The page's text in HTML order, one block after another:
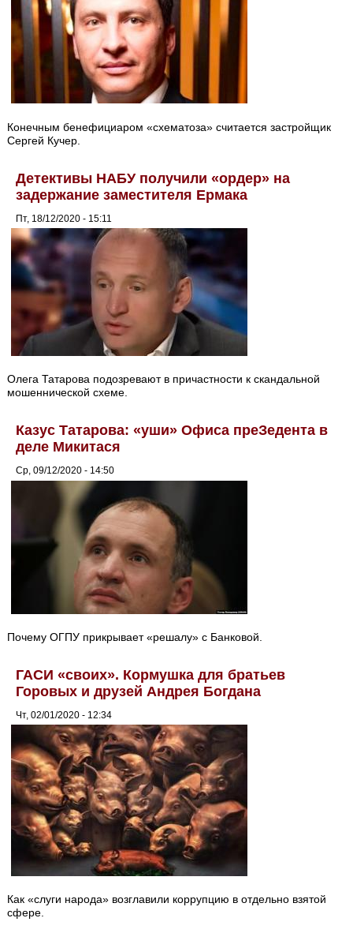
Конечным бенефициаром «схематоза» считается застройщик
Сергей Кучер.
Детективы НАБУ получили «ордер» на
задержание заместителя Ермака
Пт, 18/12/2020 - 15:11
Олега Татарова подозревают в причастности к скандальной
мошеннической схеме.
Казус Татарова: «уши» Офиса преЗедента в
деле Микитася
Ср, 09/12/2020 - 14:50
Почему ОГПУ прикрывает «решалу» с Банковой.
ГАСИ «своих». Кормушка для братьев
Горовых и друзей Андрея Богдана
Чт, 02/01/2020 - 12:34
Как «слуги народа» возглавили коррупцию в отдельно взятой
сфере.